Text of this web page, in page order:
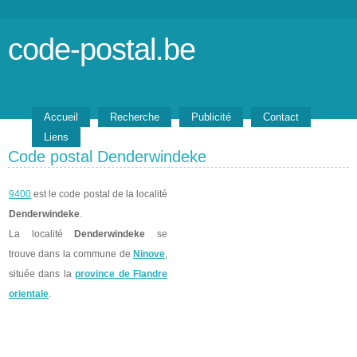
code-postal.be
Accueil Recherche Publicité
Contact
Liens
Code postal Denderwindeke
9400 est le code postal de la localité
Denderwindeke.
La localité
Denderwindeke se
trouve dans la commune de Ninove,
située dans laprovince de Flandre
orientale.